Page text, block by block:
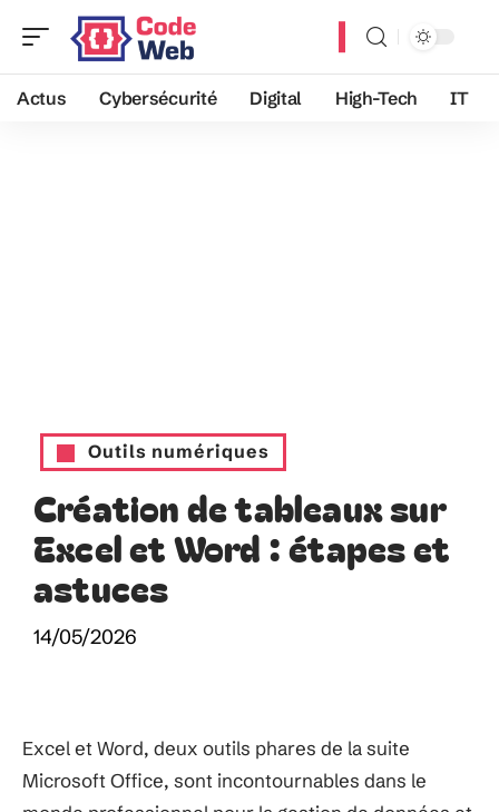
Actus Cybersécurité Digital High-Tech IT
Outils numériques
Création de tableaux sur
Excel et Word : étapes et
astuces
14/05/2026
Excel et Word, deux outils phares de la suite
Microsoft Office, sont incontournables dans le